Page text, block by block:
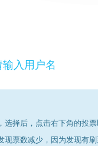
输入用户名
选择后，点击右下角的投
现票数减少，因为发现有